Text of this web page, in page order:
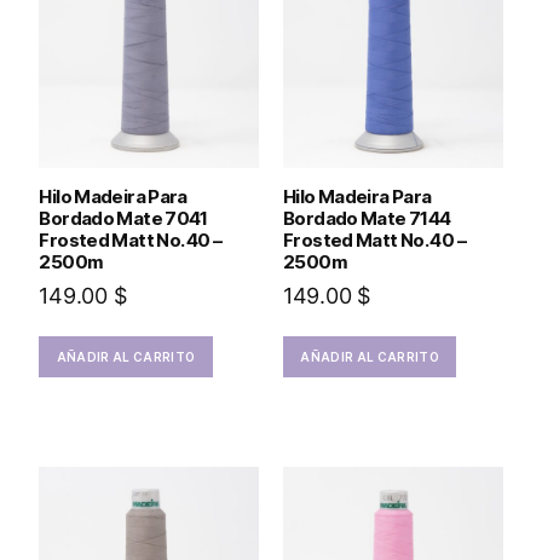
Hilo Madeira Para
Bordado Mate 7041
Frosted Matt No. 40 –
2500m
149.00 $
AÑADIR AL CARRITO
Hilo Madeira Para
Bordado Mate 7144
Frosted Matt No. 40 –
2500m
149.00 $
AÑADIR AL CARRITO